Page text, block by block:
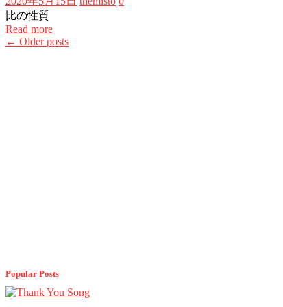
比の性質
Read more
Posts
← Older posts
Popular Posts